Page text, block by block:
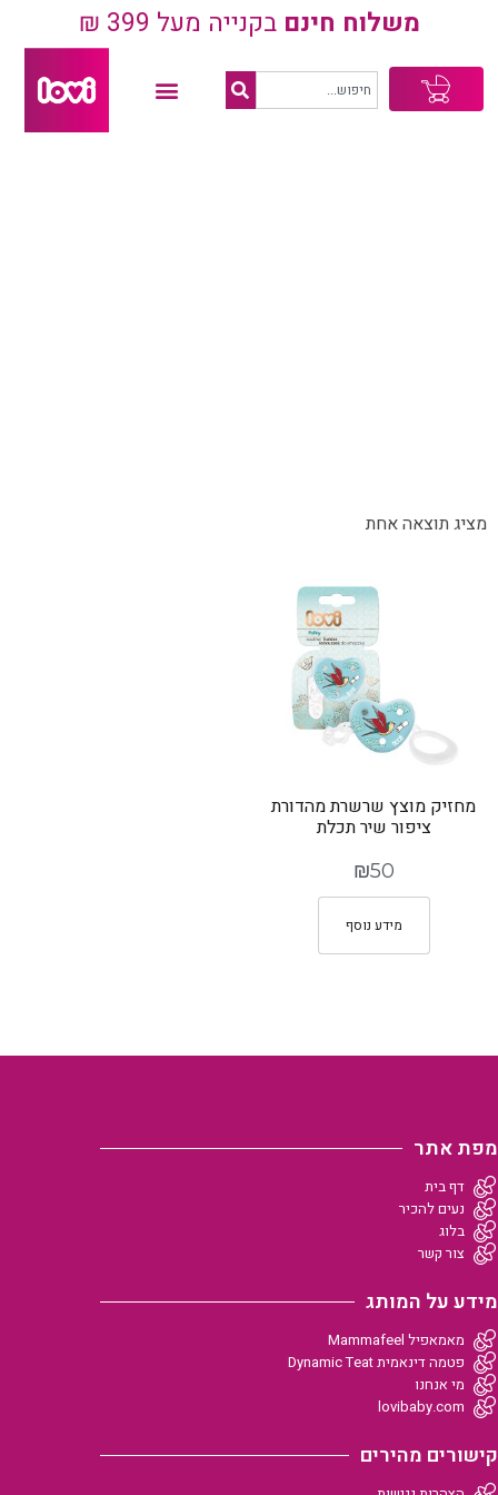
משלוח חינםבקנייה מעל 399 ₪
מציג תוצאה אחת
מחזיק מוצץ שרשרת מהדורת
ציפור שיר תכלת
₪50
מידע נוסף
מפת אתר
דף בית
נעים להכיר
בלוג
צור קשר
מידע על המותג
מאמאפיל Mammafeel
פטמה דינאמית Dynamic Teat
מי אנחנו
lovibaby.com
קישורים מהירים